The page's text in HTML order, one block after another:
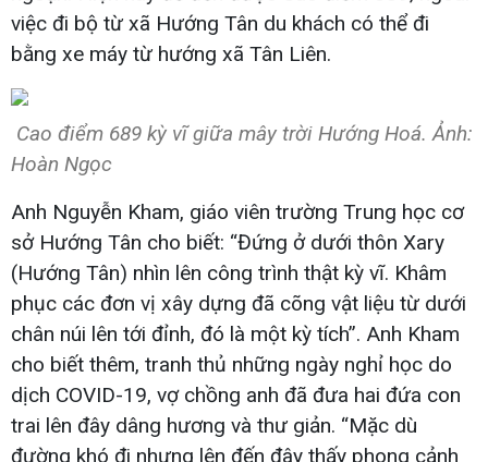
việc đi bộ từ xã Hướng Tân du khách có thể đi
bằng xe máy từ hướng xã Tân Liên.
Cao điểm 689 kỳ vĩ giữa mây trời Hướng Hoá. Ảnh:
Hoàn Ngọc
Anh Nguyễn Kham, giáo viên trường Trung học cơ
sở Hướng Tân cho biết: “Đứng ở dưới thôn Xary
(Hướng Tân) nhìn lên công trình thật kỳ vĩ. Khâm
phục các đơn vị xây dựng đã cõng vật liệu từ dưới
chân núi lên tới đỉnh, đó là một kỳ tích”. Anh Kham
cho biết thêm, tranh thủ những ngày nghỉ học do
dịch COVID-19, vợ chồng anh đã đưa hai đứa con
trai lên đây dâng hương và thư giản. “Mặc dù
đường khó đi nhưng lên đến đây thấy phong cảnh